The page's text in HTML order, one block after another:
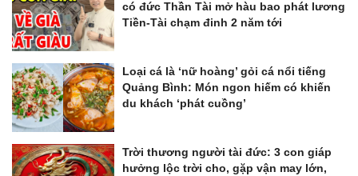
có đức Thần Tài mở hàu bao phát lương
Tiền-Tài chạm đinh 2 năm tới
Loại cá là ‘nữ hoàng’ gỏi cá nổi tiếng
Quảng Bình: Món ngon hiếm có khiến
du khách ‘phát cuồng’
Trời thương người tài đức: 3 con giáp
hưởng lộc trời cho, gặp vận may lớn,